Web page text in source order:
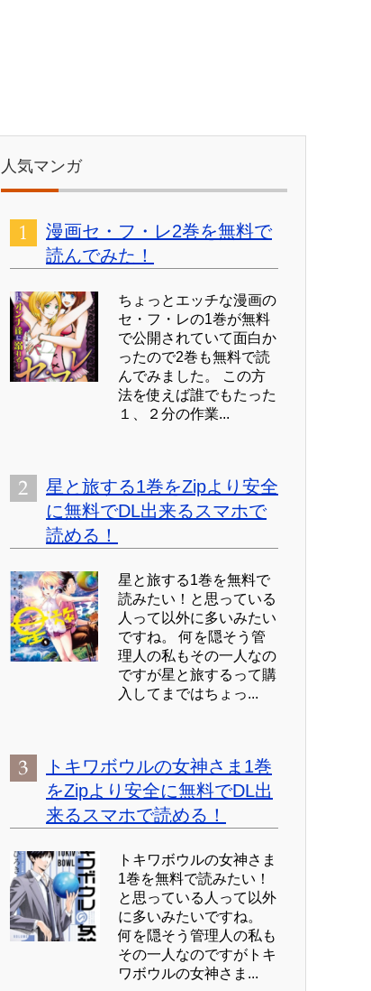
人気マンガ
漫画セ・フ・レ2巻を無料で
読んでみた！
ちょっとエッチな漫画の
セ・フ・レの1巻が無料
で公開されていて面白か
ったので2巻も無料で読
んでみました。 この方
法を使えば誰でもたった
１、２分の作業...
星と旅する1巻をZipより安全
に無料でDL出来るスマホで
読める！
星と旅する1巻を無料で
読みたい！と思っている
人って以外に多いみたい
ですね。 何を隠そう管
理人の私もその一人なの
ですが星と旅するって購
入してまではちょっ...
トキワボウルの女神さま1巻
をZipより安全に無料でDL出
来るスマホで読める！
トキワボウルの女神さま
1巻を無料で読みたい！
と思っている人って以外
に多いみたいですね。
何を隠そう管理人の私も
その一人なのですがトキ
ワボウルの女神さま...